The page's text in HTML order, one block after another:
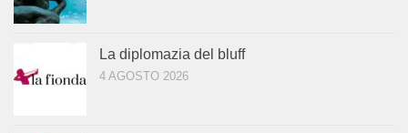
La diplomazia del bluff
4 AGOSTO 2026